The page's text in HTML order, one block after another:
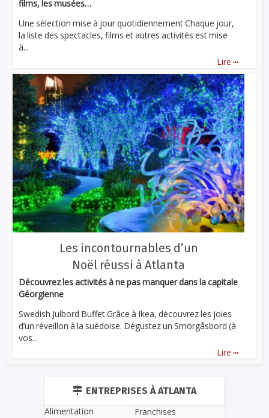
films, les musées…
Une sélection mise à jour quotidiennement Chaque jour,
la liste des spectacles, films et autres activités est mise
à...
Lire ...
Les incontournables d’un
Noël réussi à Atlanta
Découvrez les activités à ne pas manquer dans la capitale
Géorgienne
Swedish Julbord Buffet Grâce à Ikea, découvrez les joies
d’un réveillon à la suédoise. Dégustez un Smörgåsbord (à
vos...
Lire ...
ENTREPRISES À ATLANTA
Alimentation
Franchises